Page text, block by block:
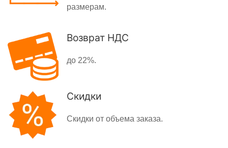
размерам.
Возврат НДС
до 22%.
Скидки
Скидки от объема заказа.